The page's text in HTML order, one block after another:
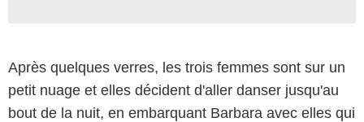
Après quelques verres, les trois femmes sont sur un
petit nuage et elles décident d'aller danser jusqu'au
bout de la nuit, en embarquant Barbara avec elles qui